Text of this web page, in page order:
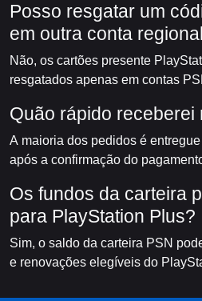
Posso resgatar um
em outra conta
Não, os cartões presente
resgatados apenas em contas
Quão rápido receberei
A maioria dos pedidos é
após a confirmação do
Os fundos da carteira
para PlayStation Plus?
Sim, o saldo da carteira PSN
e renovações elegíveis do